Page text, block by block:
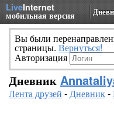
LiveInternet
мобильная версия
Вы были
страницы. Вернуться!
Авторизация
Дневник
Лента друзей -Дневник-